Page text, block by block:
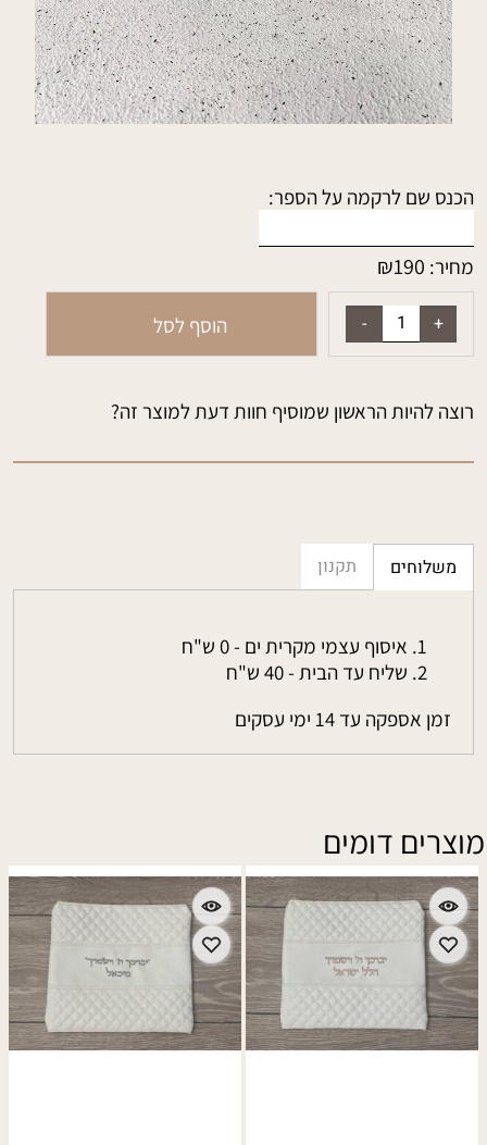
הכנס שם לרקמה על הספר:
מחיר: ₪190
הוסף לסל
רוצה להיות הראשון שמוסיף חוות דעת למוצר זה?
משלוחים תקנון
איסוף עצמי מקרית ים - 0 ש"ח
שליח עד הבית - 40 ש"ח
זמן אספקה עד 14 ימי עסקים
מוצרים דומים